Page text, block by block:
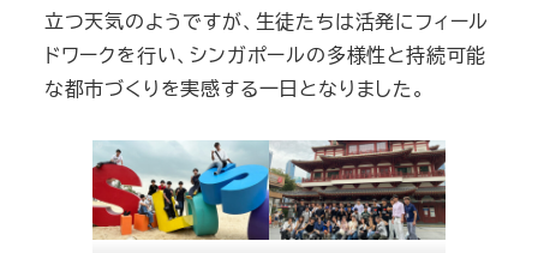
立つ天気のようですが、生徒たちは活発にフィール
ドワークを行い、シンガポールの多様性と持続可能
な都市づくりを実感する一日となりました。